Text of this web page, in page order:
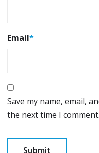
Email*
Save my name, email,
the next time I comment.